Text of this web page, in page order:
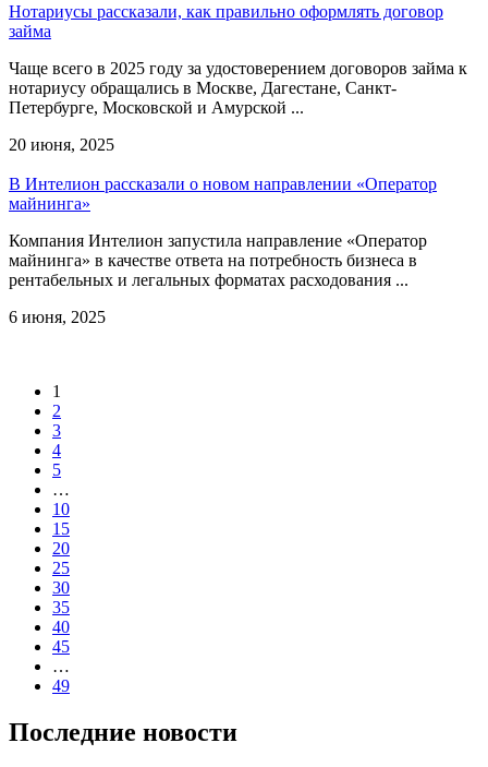
Нотариусы рассказали, как правильно оформлять договор
займа
Чаще всего в 2025 году за удостоверением договоров займа к
нотариусу обращались в Москве, Дагестане, Санкт-
Петербурге, Московской и Амурской ...
20 июня, 2025
В Интелион рассказали о новом направлении «Оператор
майнинга»
Компания Интелион запустила направление «Оператор
майнинга» в качестве ответа на потребность бизнеса в
рентабельных и легальных форматах расходования ...
6 июня, 2025
1
2
3
4
5
…
10
15
20
25
30
35
40
45
…
49
Последние новости